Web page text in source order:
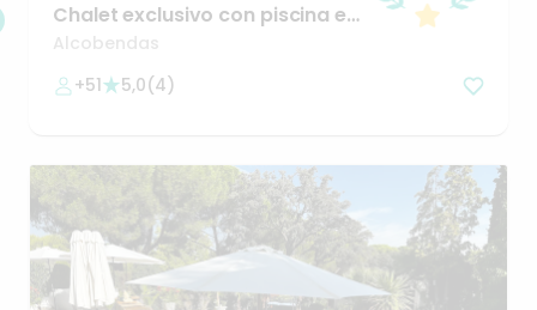
Chaletexclusivo con piscina en
La
Moraleja
Alcobendas
+51
5,0(4)